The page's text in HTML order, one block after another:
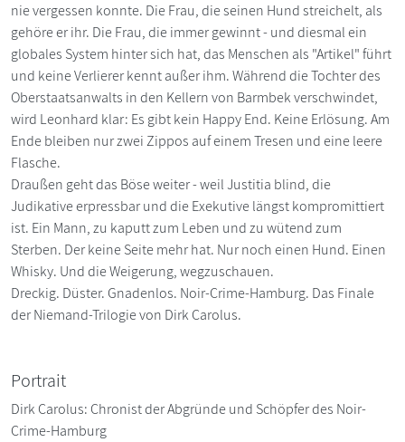
nie vergessen konnte. Die Frau, die seinen Hund streichelt, als
gehöre er ihr. Die Frau, die immer gewinnt - und diesmal ein
globales System hinter sich hat, das Menschen als "Artikel" führt
und keine Verlierer kennt außer ihm. Während die Tochter des
Oberstaatsanwalts in den Kellern von Barmbek verschwindet,
wird Leonhard klar: Es gibt kein Happy End. Keine Erlösung. Am
Ende bleiben nur zwei Zippos auf einem Tresen und eine leere
Flasche.
Draußen geht das Böse weiter - weil Justitia blind, die
Judikative erpressbar und die Exekutive längst kompromittiert
ist. Ein Mann, zu kaputt zum Leben und zu wütend zum
Sterben. Der keine Seite mehr hat. Nur noch einen Hund. Einen
Whisky. Und die Weigerung, wegzuschauen.
Dreckig. Düster. Gnadenlos. Noir-Crime-Hamburg. Das Finale
der Niemand-Trilogie von Dirk Carolus.
Portrait
Dirk Carolus: Chronist der Abgründe und Schöpfer des Noir-
Crime-Hamburg